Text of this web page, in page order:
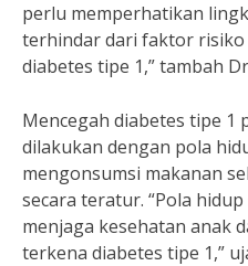
perlu memperhatikan
terhindar dari faktor risiko
diabetes tipe 1,” tambah
Mencegah diabetes tipe 1
dilakukan dengan pola
mengonsumsi makanan
secara teratur. “Pola
menjaga kesehatan anak
terkena diabetes tipe 1,”